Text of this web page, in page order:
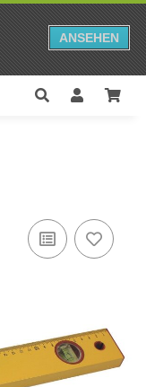
ANSEHEN